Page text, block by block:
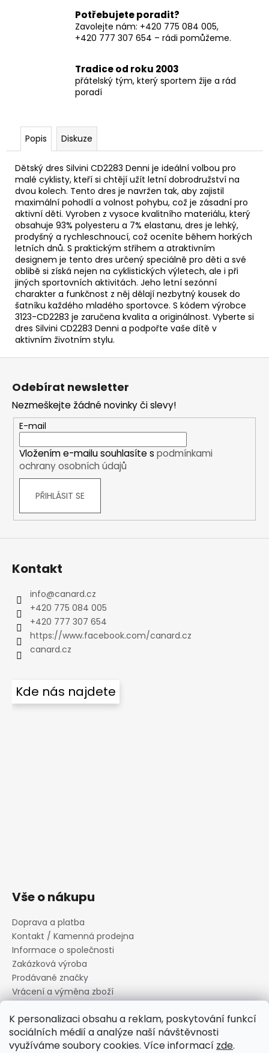
K personalizaci obsahu a reklam, poskytování funkcí
sociálních médií a analýze naší návštěvnosti
využíváme soubory cookies. Více informací zde.
Potřebujete poradit?
Zavolejte nám: +420 775 084 005,
+420 777 307 654 – rádi pomůžeme.
Tradice od roku 2003
přátelský tým, který sportem žije a rád
poradí
Popis Diskuze
Dětský dres Silvini CD2283 Denni je ideální volbou pro
malé cyklisty, kteří si chtějí užít letní dobrodružství na
dvou kolech. Tento dres je navržen tak, aby zajistil
maximální pohodlí a volnost pohybu, což je zásadní pro
aktivní děti. Vyroben z vysoce kvalitního materiálu, který
obsahuje 93% polyesteru a 7% elastanu, dres je lehký,
prodyšný a rychleschnoucí, což oceníte během horkých
letních dnů. S praktickým střihem a atraktivním
designem je tento dres určený speciálně pro děti a své
oblibě si získá nejen na cyklistických výletech, ale i při
jiných sportovních aktivitách. Jeho letní sezónní
charakter a funkčnost z něj dělají nezbytný kousek do
šatníku každého mladého sportovce. S kódem výrobce
3123-CD2283 je zaručena kvalita a originálnost. Vyberte si
dres Silvini CD2283 Denni a podpořte vaše dítě v
aktivním životním stylu.
Z
Odebírat newsletter
Nezmeškejte žádné novinky či slevy!
E-mail
Vložením e-mailu souhlasíte s podmínkami
ochrany osobních údajů
PŘIHLÁSIT SE
Kontakt
info@canard.cz
+420 775 084 005
+420 777 307 654
https://www.facebook.com/canard.cz
canard.cz
Kde nás najdete
Vše o nákupu
Doprava a platba
Kontakt / Kamenná prodejna
Informace o společnosti
Zakázková výroba
Prodávané značky
Vrácení a výměna zboží
Informace o souborech cookies
Reklamační řád
Obchodní podmínky